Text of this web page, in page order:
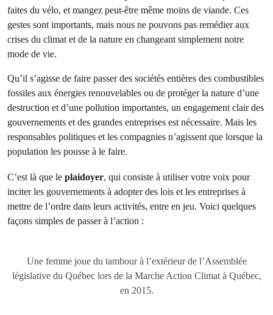
faites du vélo, et mangez peut-être même moins de viande. Ces
gestes sont importants, mais nous ne pouvons pas remédier aux
crises du climat et de la nature en changeant simplement notre
mode de vie.
Qu’il s’agisse de faire passer des sociétés entières des combustibles
fossiles aux énergies renouvelables ou de protéger la nature d’une
destruction et d’une pollution importantes, un engagement clair des
gouvernements et des grandes entreprises est nécessaire. Mais les
responsables politiques et les compagnies n’agissent que lorsque la
population les pousse à le faire.
C’est là que le plaidoyer, qui consiste à utiliser votre voix pour
inciter les gouvernements à adopter des lois et les entreprises à
mettre de l’ordre dans leurs activités, entre en jeu. Voici quelques
façons simples de passer à l’action :
Une femme joue du tambour à l’extérieur de l’Assemblée
législative du Québec lors de la Marche Action Climat à Québec,
en 2015.